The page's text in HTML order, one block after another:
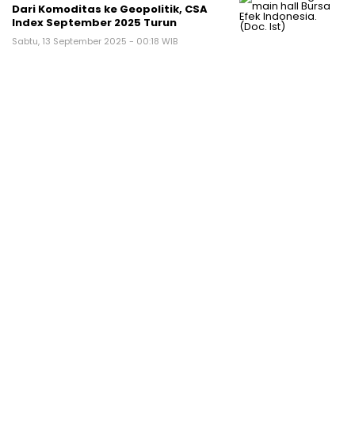
Dari Komoditas ke Geopolitik, CSA
Index September 2025 Turun
Sabtu, 13 September 2025 - 00:18 WIB